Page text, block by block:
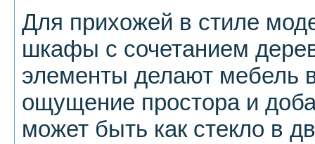
Для прихожей в стиле
шкафы с сочетанием
элементы делают мебель
ощущение простора и
может быть как стекло в